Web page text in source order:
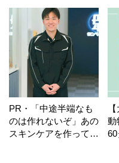
PR・「中途半端なも
のは作れないぞ」あの
スキンケアを作ってい
動